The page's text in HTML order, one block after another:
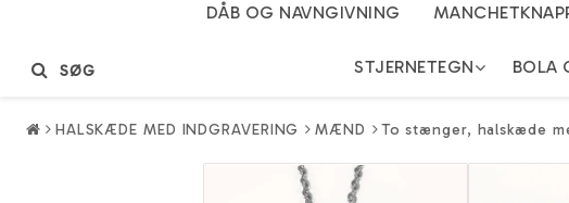
DÅB OG NAVNGIVNING
STJERNETEGN BOLA
SØG
HALSKÆDE MED INDGRAVERING MÆND To stænger, halskæde